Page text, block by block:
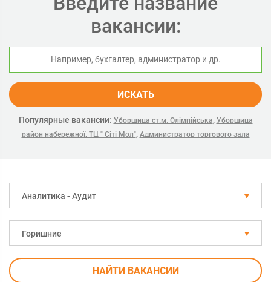
вакансии:
ИСКАТЬ
Популярные вакансии: Уборщица ст.м. Олімпійська, Уборщица
район набережної, ТЦ " Сіті Мол", Администратор торгового зала
Аналитика - Аудит
Горишние
НАЙТИ ВАКАНСИИ